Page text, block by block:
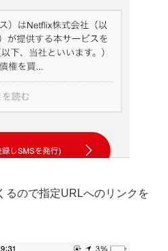
るので指定URLへのリンクを